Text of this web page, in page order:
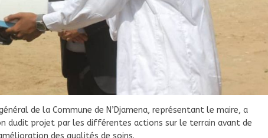
de la Commune de N’Djamena, représentant le maire, a
dudit projet par les différentes actions sur le terrain avant de